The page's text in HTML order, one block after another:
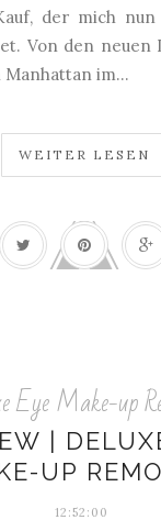
der mich
Von den neuen
Manhattan im...
WEITER LESEN
Eye Make-up
|
UP
12:52:00